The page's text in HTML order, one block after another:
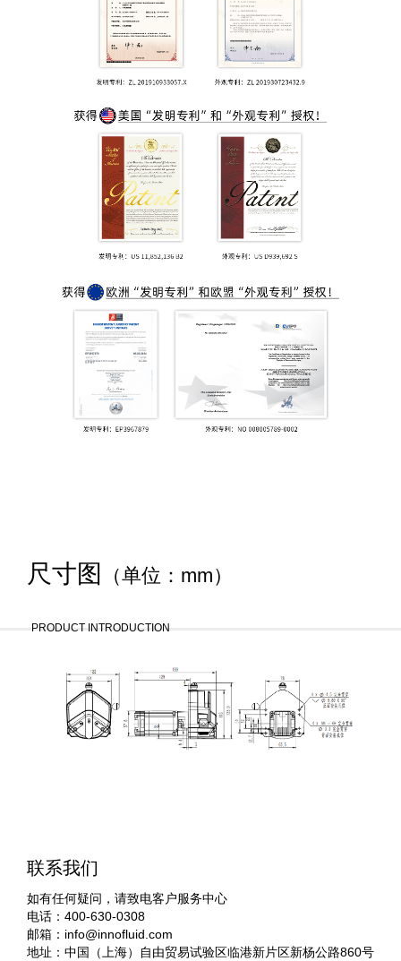
尺寸图 （单位：mm）
PRODUCT INTRODUCTION
联系我们
如有任何疑问，请致电客户服务中心
电话：400-630-0308
邮箱： info@innofluid.com
地址：中国（上海）自由贸易试验区临港新片区新杨公路860号